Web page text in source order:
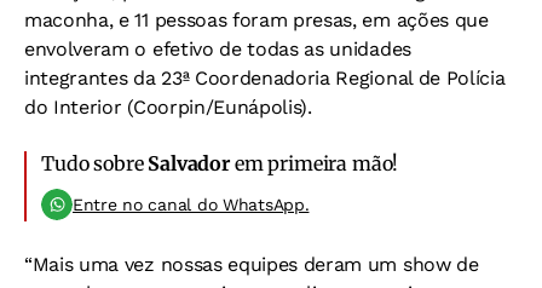
maconha, e 11 pessoas foram presas, em ações que
envolveram o efetivo de todas as unidades
integrantes da 23ª Coordenadoria Regional de Polícia
do Interior (Coorpin/Eunápolis).
Tudo sobre Salvadorem primeira mão!
Entre no canal do WhatsApp.
“Mais uma vez nossas equipes deram um show de